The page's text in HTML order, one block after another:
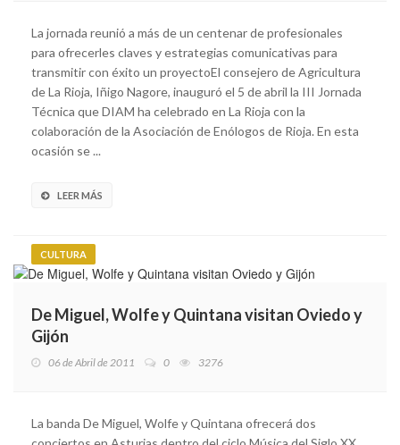
La jornada reunió a más de un centenar de profesionales
para ofrecerles claves y estrategias comunicativas para
transmitir con éxito un proyectoEl consejero de Agricultura
de La Rioja, Iñigo Nagore, inauguró el 5 de abril la III Jornada
Técnica que DIAM ha celebrado en La Rioja con la
colaboración de la Asociación de Enólogos de Rioja. En esta
ocasión se ...
LEER MÁS
CULTURA
De Miguel, Wolfe y Quintana visitan Oviedo y
Gijón
06 de Abril de 2011 0 3276
La banda De Miguel, Wolfe y Quintana ofrecerá dos